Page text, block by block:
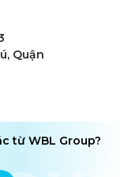
Quận
từ WBL Group?